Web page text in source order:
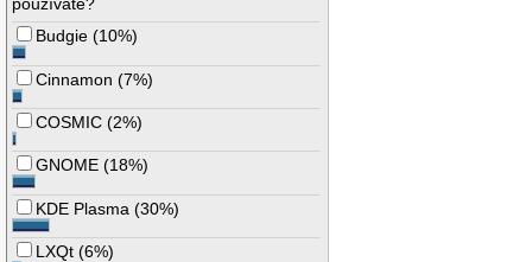
Budgie (10%)
Cinnamon (7%)
COSMIC (2%)
GNOME (18%)
KDE Plasma (30%)
LXQt (6%)